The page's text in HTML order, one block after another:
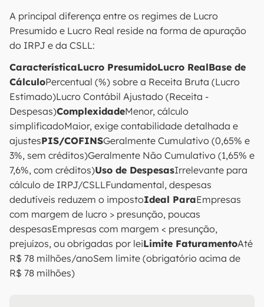
A principal diferença entre os regimes de Lucro
Presumido e Lucro Real reside na forma de apuração
do IRPJ e da CSLL:
CaracterísticaLucro PresumidoLucro RealBase de
CálculoPercentual (%) sobre a Receita Bruta (Lucro
Estimado)Lucro Contábil Ajustado (Receita -
Despesas)ComplexidadeMenor, cálculo
simplificadoMaior, exige contabilidade detalhada e
ajustesPIS/COFINSGeralmente Cumulativo (0,65% e
3%, sem créditos)Geralmente Não Cumulativo (1,65% e
7,6%, com créditos)Uso de DespesasIrrelevante para
cálculo de IRPJ/CSLLFundamental, despesas
dedutíveis reduzem o impostoIdeal ParaEmpresas
com margem de lucro > presunção, poucas
despesasEmpresas com margem < presunção,
prejuízos, ou obrigadas por leiLimite FaturamentoAté
R$ 78 milhões/anoSem limite (obrigatório acima de
R$ 78 milhões)